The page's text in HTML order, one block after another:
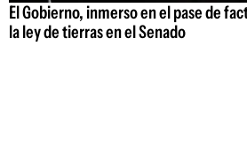
El Gobierno, inmerso en el pase de
la ley de tierras en el Senado